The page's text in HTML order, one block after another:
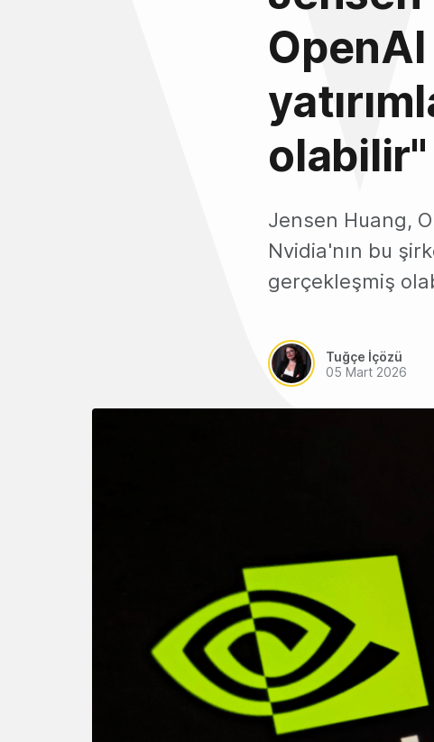
olabilir"
Jensen Huang,
Nvidia'nın bu
gerçekleşmiş
Tuğçe İçözü
05 Mart 2026